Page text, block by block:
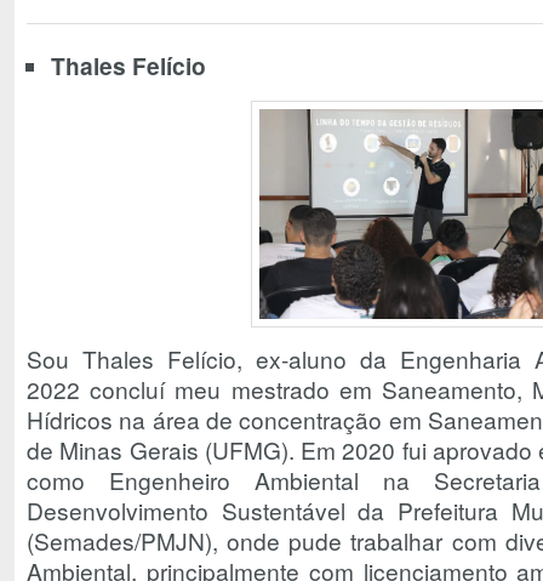
Thales Felício
Sou Thales Felício, ex-aluno da Engenharia
2022 concluí meu mestrado em Saneamento,
Hídricos na área de concentração em
de Minas Gerais (UFMG). Em 2020 fui
como Engenheiro Ambiental na
Desenvolvimento Sustentável da Prefeitura
(Semades/PMJN), onde pude trabalhar com
Ambiental, principalmente com licenciamento